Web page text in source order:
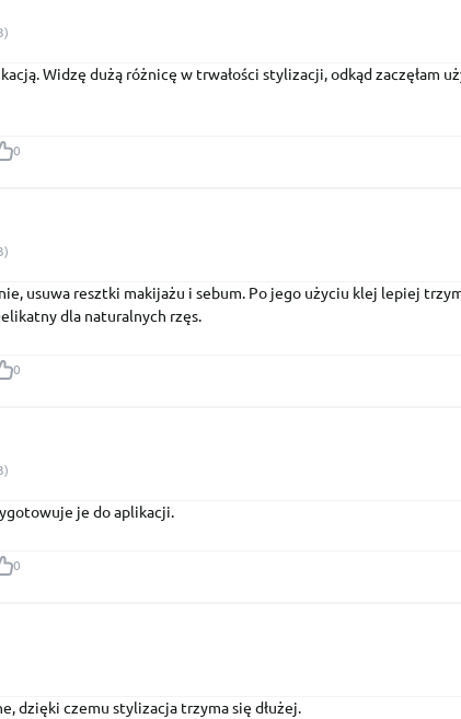
Widzę dużą różnicę w trwałości stylizacji, odkąd zaczęłam
0
usuwa resztki makijażu i sebum. Po jego użyciu klej lepiej
dla naturalnych rzęs.
0
je do aplikacji.
0
dzięki czemu stylizacja trzyma się dłużej.